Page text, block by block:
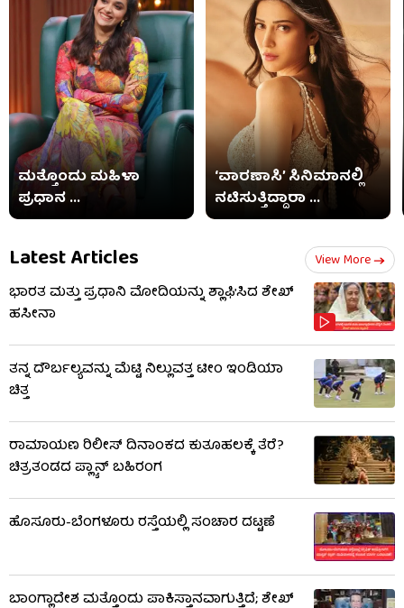
ಮತ್ತೊಂದು ಮಹಿಳಾ
ಪ್ರಧಾನ ...
‘ವಾರಣಾಸಿ’ ಸಿನಿಮಾನಲ್ಲಿ
ನಟಿಸುತ್ತಿದ್ದಾರಾ ...
Latest Articles View More
ಭಾರತ ಮತ್ತು ಪ್ರಧಾನಿ ಮೋದಿಯನ್ನು ಶ್ಲಾಘಿಸಿದ ಶೇಖ್
ಹಸೀನಾ
ತನ್ನ ದೌರ್ಬಲ್ಯವನ್ನು ಮೆಟ್ಟಿ ನಿಲ್ಲುವತ್ತ ಟೀಂ ಇಂಡಿಯಾ
ಚಿತ್ತ
ರಾಮಾಯಣ ರಿಲೀಸ್ ದಿನಾಂಕದ ಕುತೂಹಲಕ್ಕೆ ತೆರೆ?
ಚಿತ್ರತಂಡದ ಪ್ಲ್ಯಾನ್ ಬಹಿರಂಗ
ಹೊಸೂರು-ಬೆಂಗಳೂರು ರಸ್ತೆಯಲ್ಲಿ ಸಂಚಾರ ದಟ್ಟಣೆ
ಬಾಂಗ್ಲಾದೇಶ ಮತ್ತೊಂದು ಪಾಕಿಸ್ತಾನವಾಗುತ್ತಿದೆ; ಶೇಖ್